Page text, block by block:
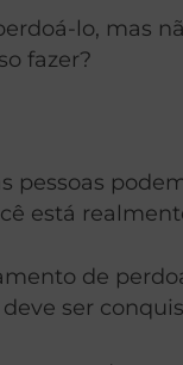
lo, mas
fazer?
pessoas
está
de
ser